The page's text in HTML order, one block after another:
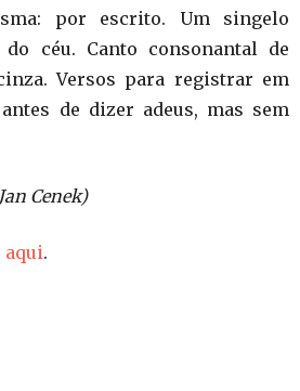
por escrito. Um singelo
céu. Canto consonantal de
Versos para registrar em
de dizer adeus, mas sem
Cenek)
aqui.